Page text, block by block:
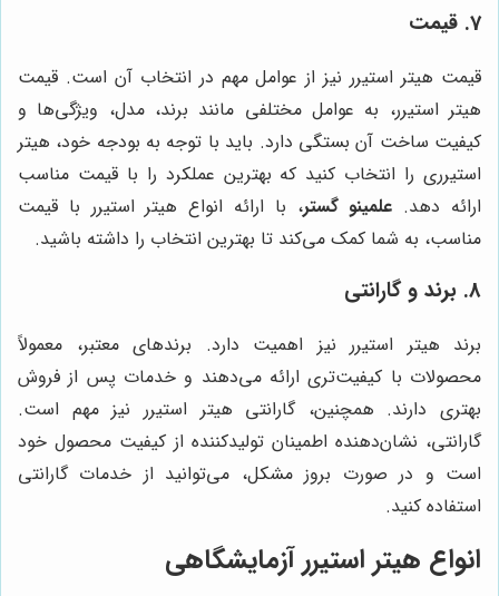
7. قیمت
قیمت هیتر استیرر نیز از عوامل مهم در انتخاب آن است. قیمت
هیتر استیرر، به عوامل مختلفی مانند برند، مدل، ویژگی‌ها و
کیفیت ساخت آن بستگی دارد. باید با توجه به بودجه خود، هیتر
استیرری را انتخاب کنید که بهترین عملکرد را با قیمت مناسب
ارائه دهد. علمینو گستر، با ارائه انواع هیتر استیرر با قیمت
مناسب، به شما کمک می‌کند تا بهترین انتخاب را داشته باشید.
8. برند و گارانتی
برند هیتر استیرر نیز اهمیت دارد. برندهای معتبر، معمولاً
محصولات با کیفیت‌تری ارائه می‌دهند و خدمات پس از فروش
بهتری دارند. همچنین، گارانتی هیتر استیرر نیز مهم است.
گارانتی، نشان‌دهنده اطمینان تولیدکننده از کیفیت محصول خود
است و در صورت بروز مشکل، می‌توانید از خدمات گارانتی
استفاده کنید.
انواع هیتر استیرر آزمایشگاهی